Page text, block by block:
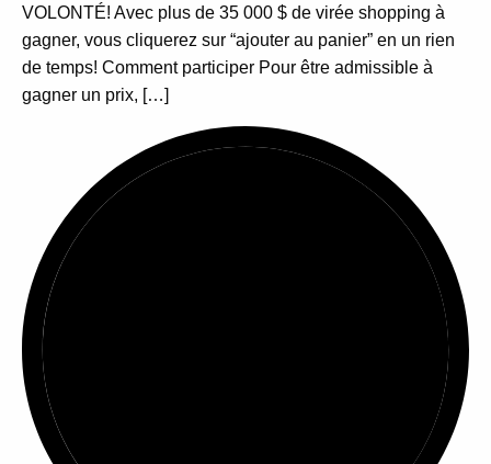
VOLONTÉ! Avec plus de 35 000 $ de virée shopping à
gagner, vous cliquerez sur “ajouter au panier” en un rien
de temps! Comment participer Pour être admissible à
gagner un prix, […]